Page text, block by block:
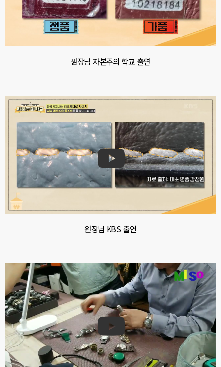
원장님 자본주의 학교 출연
원장님 KBS 출연